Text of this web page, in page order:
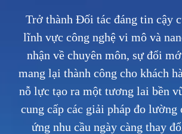
Trở thành Đối tác đáng tin cậy
lĩnh vực công nghệ vi mô và
nhận về chuyên môn, sự đổi
mang lại thành công cho khách
nỗ lực tạo ra một tương lai bền
cung cấp các giải pháp đo lường
ứng nhu cầu ngày càng thay